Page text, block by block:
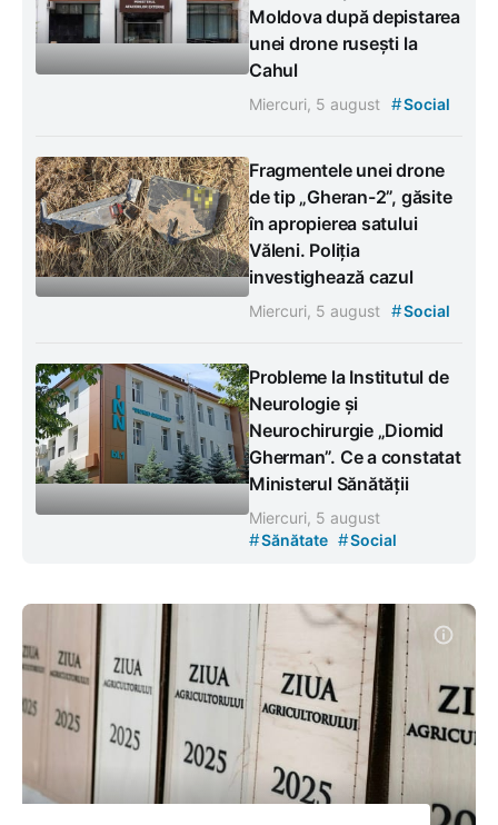
Moldova după depistarea
unei drone rusești la
Cahul
Miercuri, 5 august #Social
Fragmentele unei drone
de tip „Gheran-2”, găsite
în apropierea satului
Văleni. Poliția
investighează cazul
Miercuri, 5 august #Social
Probleme la Institutul de
Neurologie și
Neurochirurgie „Diomid
Gherman”. Ce a constatat
Ministerul Sănătății
Miercuri, 5 august
#Sănătate #Social